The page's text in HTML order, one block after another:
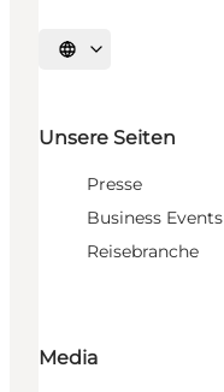
Sprache auswählen
Unsere Seiten
Presse
Business Events
Reisebranche
Media